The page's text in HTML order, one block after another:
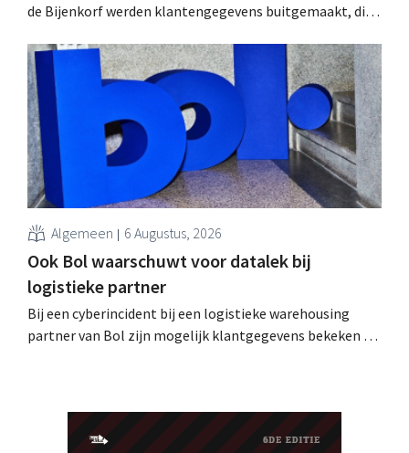
de Bijenkorf werden klantengegevens buitgemaakt, die
De retailers roepen klanten op alert te zijn voor
phishing.
Algemeen 6 Augustus, 2026
Ook Bol waarschuwt voor datalek bij
logistieke partner
Bij een cyberincident bij een logistieke warehousing
partner van Bol zijn mogelijk klantgegevens bekeken of